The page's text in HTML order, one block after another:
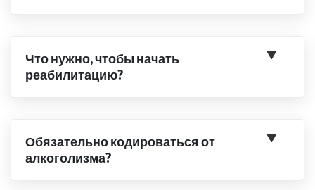
Что нужно, чтобы начать
реабилитацию?
Обязательно кодироваться от
алкоголизма?